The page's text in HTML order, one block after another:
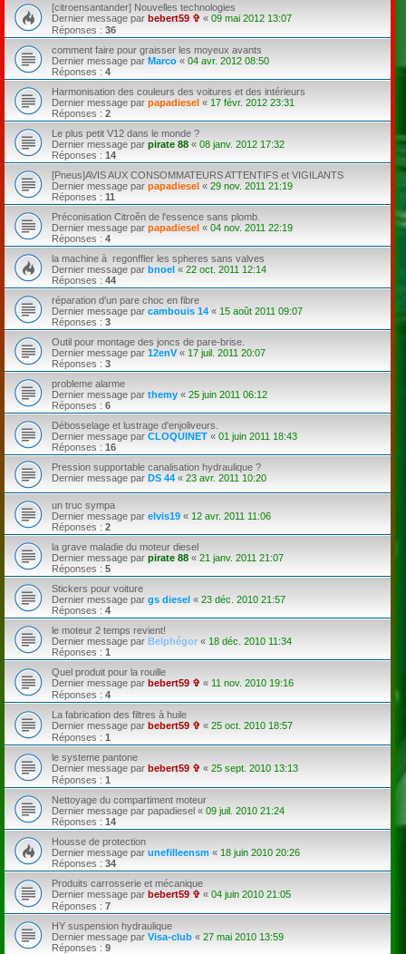
[citroensantander] Nouvelles technologies
Dernier message par bebert59 ✞ « 09 mai 2012 13:07
Réponses : 36
comment faire pour graisser les moyeux avants
Dernier message par Marco « 04 avr. 2012 08:50
Réponses : 4
Harmonisation des couleurs des voitures et des intérieurs
Dernier message par papadiesel « 17 févr. 2012 23:31
Réponses : 2
Le plus petit V12 dans le monde ?
Dernier message par pirate 88 « 08 janv. 2012 17:32
Réponses : 14
[Pneus]AVIS AUX CONSOMMATEURS ATTENTIFS et VIGILANTS
Dernier message par papadiesel « 29 nov. 2011 21:19
Réponses : 11
Préconisation Citroên de l'essence sans plomb.
Dernier message par papadiesel « 04 nov. 2011 22:19
Réponses : 4
la machine à regonffler les spheres sans valves
Dernier message par bnoel « 22 oct. 2011 12:14
Réponses : 44
réparation d'un pare choc en fibre
Dernier message par cambouis 14 « 15 août 2011 09:07
Réponses : 3
Outil pour montage des joncs de pare-brise.
Dernier message par 12enV« 17 juil. 2011 20:07
Réponses : 3
probleme alarme
Dernier message par themy « 25 juin 2011 06:12
Réponses : 6
Débosselage et lustrage d'enjoliveurs.
Dernier message par CLOQUINET « 01 juin 2011 18:43
Réponses : 16
Pression supportable canalisation hydraulique ?
Dernier message par DS 44 « 23 avr. 2011 10:20
un truc sympa
Dernier message par elvis19 « 12 avr. 2011 11:06
Réponses : 2
la grave maladie du moteur diesel
Dernier message par pirate 88 « 21 janv. 2011 21:07
Réponses : 5
Stickers pour voiture
Dernier message par gs diesel « 23 déc. 2010 21:57
Réponses : 4
le moteur 2 temps revient!
Dernier message par Belphégor « 18 déc. 2010 11:34
Réponses : 1
Quel produit pour la rouille
Dernier message par bebert59 ✞ « 11 nov. 2010 19:16
Réponses : 4
La fabrication des filtres à huile
Dernier message par bebert59 ✞ « 25 oct. 2010 18:57
Réponses : 1
le systeme pantone
Dernier message par bebert59 ✞ « 25 sept. 2010 13:13
Réponses : 1
Nettoyage du compartiment moteur
Dernier message par papadiesel « 09 juil. 2010 21:24
Réponses : 14
Housse de protection
Dernier message par unefilleensm « 18 juin 2010 20:26
Réponses : 34
Produits carrosserie et mécanique
Dernier message par bebert59 ✞ « 04 juin 2010 21:05
Réponses : 7
HY suspension hydraulique
Dernier message par Visa-club « 27 mai 2010 13:59
Réponses : 9